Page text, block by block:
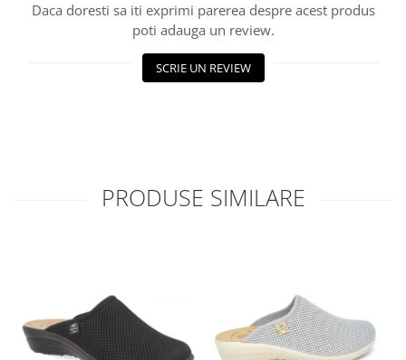
Daca doresti sa iti exprimi parerea despre acest produs
poti adauga un review.
SCRIE UN REVIEW
PRODUSE SIMILARE